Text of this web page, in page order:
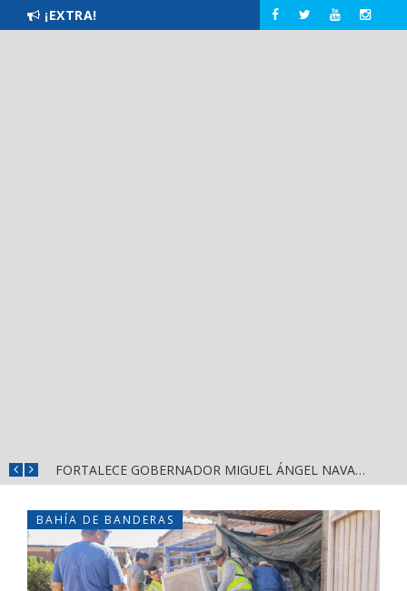
¡EXTRA!
FORTALECE GOBERNADOR MIGUEL ÁNGEL NAVARRO LA COORDINACIÓN CON EL SECTOR EDUCATIVO EN NAYARIT
BAHÍA DE BANDERAS